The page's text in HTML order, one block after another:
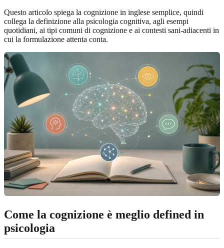
Questo articolo spiega la cognizione in inglese semplice, quindi
collega la definizione alla psicologia cognitiva, agli esempi
quotidiani, ai tipi comuni di cognizione e ai contesti sani-adiacenti in
cui la formulazione attenta conta.
Come la cognizione è meglio defined in
psicologia